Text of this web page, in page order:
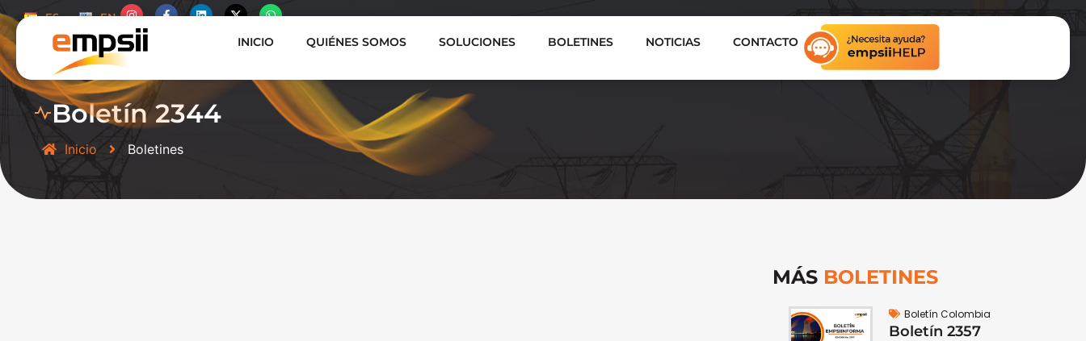
ES EN
INICIO QUIÉNES SOMOS SOLUCIONES BOLETINES NOTICIAS CONTACTO
Boletín 2344
Inicio Boletines
MÁS BOLETINES
Boletín Colombia
Boletín 2357